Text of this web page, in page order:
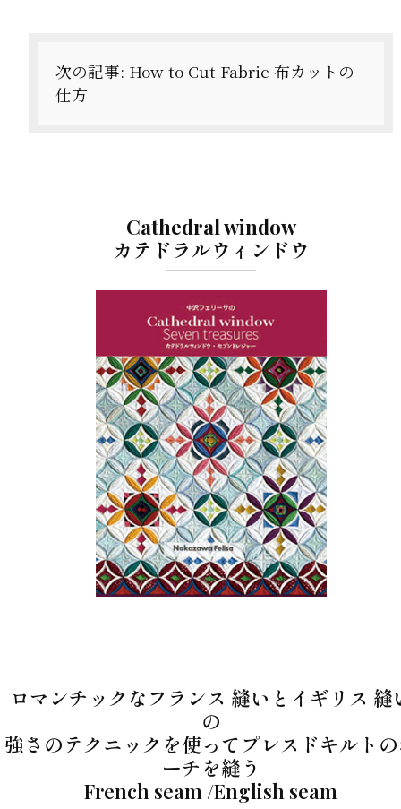
次の記事: How to Cut Fabric 布カットの
仕方
Cathedral window
カテドラルウィンドウ
ロマンチックなフランス 縫いとイギリス 縫
の
強さのテクニックを使ってプレスドキルト
ーチを縫う
French seam /English seam